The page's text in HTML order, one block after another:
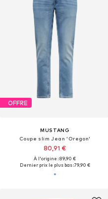
OFFRE
MUSTANG
Coupe slim Jean 'Oregon'
80,91 €
À l'origine : 89,90 €
Dernier prix le plus bas :79,90 €